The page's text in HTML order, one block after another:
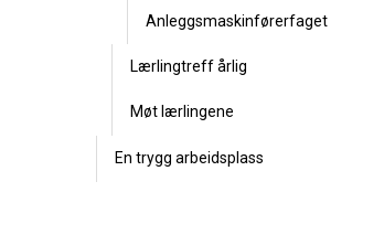
Anleggsmaskinførerfaget
Lærlingtreff årlig
Møt lærlingene
En trygg arbeidsplass